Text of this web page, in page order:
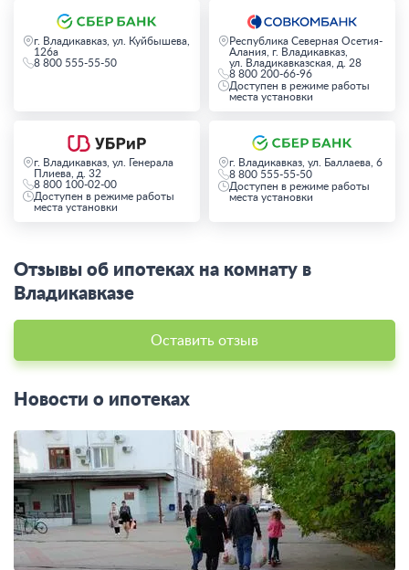
г. Владикавказ, ул. Куйбышева,
126а
8 800 555-55-50
Республика Северная Осетия-
Алания, г. Владикавказ,
ул. Владикавказская, д. 28
8 800 200-66-96
Доступен в режиме работы
места установки
г. Владикавказ, ул. Генерала
Плиева, д. 32
8 800 100-02-00
Доступен в режиме работы
места установки
г. Владикавказ, ул. Баллаева, 6
8 800 555-55-50
Доступен в режиме работы
места установки
Отзывы об ипотеках на комнату в
Владикавказе
Оставить отзыв
Новости о ипотеках